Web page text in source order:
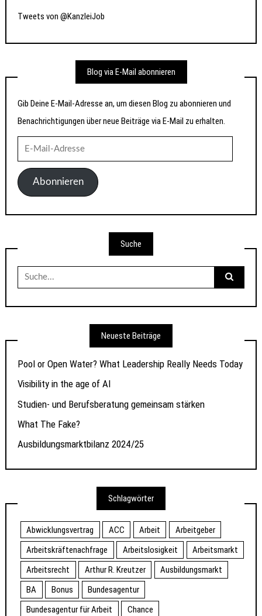
Tweets von @KanzleiJob
Blog via E-Mail abonnieren
Gib Deine E-Mail-Adresse an, um diesen Blog zu abonnieren und
Benachrichtigungen über neue Beiträge via E-Mail zu erhalten.
Mail-
AdresseAbonnieren
Suche
Suche
nach:
Neueste Beiträge
Pool or Open Water? What Leadership Really Needs Today
Visibility in the age of AI
Studien- und Berufsberatung gemeinsam stärken
What The Fake?
Ausbildungsmarktbilanz 2024/25
Schlagwörter
Abwicklungsvertrag ACC Arbeit
Arbeitgeber
Arbeitskräftenachfrage
Arbeitslosigkeit
Arbeitsmarkt
Arbeitsrecht
Arthur R. Kreutzer
Ausbildungsmarkt
BA
Bonus
Bundesagentur
Bundesagentur für Arbeit
Chance